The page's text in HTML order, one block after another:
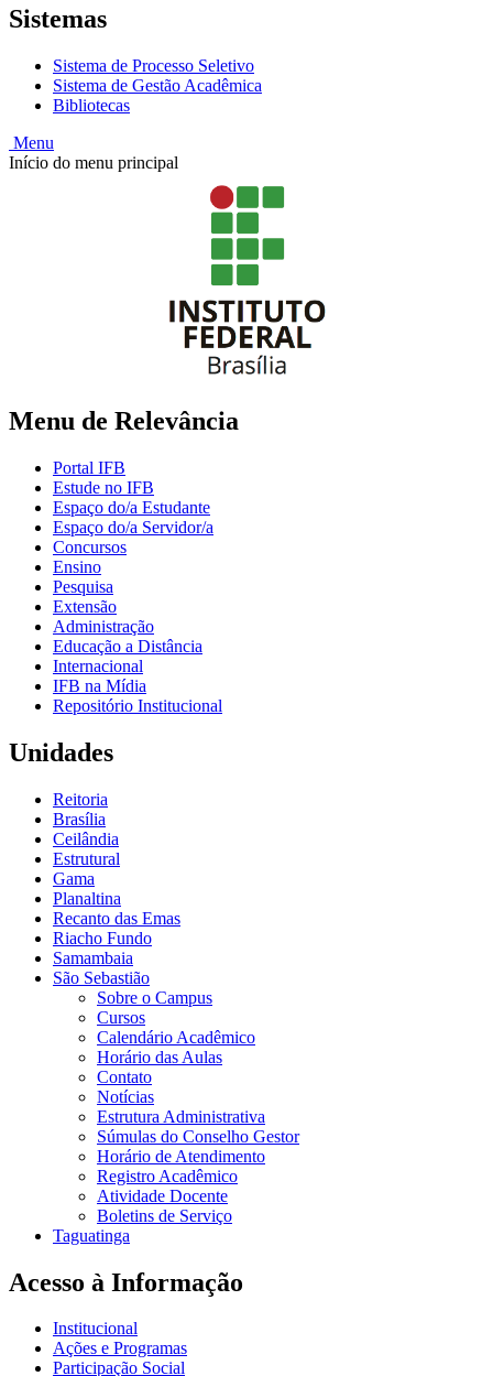
Sistemas
Sistema de Processo Seletivo
Sistema de Gestão Acadêmica
Bibliotecas
Menu
Início do menu principal
Menu de Relevância
Portal IFB
Estude no IFB
Espaço do/a Estudante
Espaço do/a Servidor/a
Concursos
Ensino
Pesquisa
Extensão
Administração
Educação a Distância
Internacional
IFB na Mídia
Repositório Institucional
Unidades
Reitoria
Brasília
Ceilândia
Estrutural
Gama
Planaltina
Recanto das Emas
Riacho Fundo
Samambaia
São Sebastião
Sobre o Campus
Cursos
Calendário Acadêmico
Horário das Aulas
Contato
Notícias
Estrutura Administrativa
Súmulas do Conselho Gestor
Horário de Atendimento
Registro Acadêmico
Atividade Docente
Boletins de Serviço
Taguatinga
Acesso à Informação
Institucional
Ações e Programas
Participação Social